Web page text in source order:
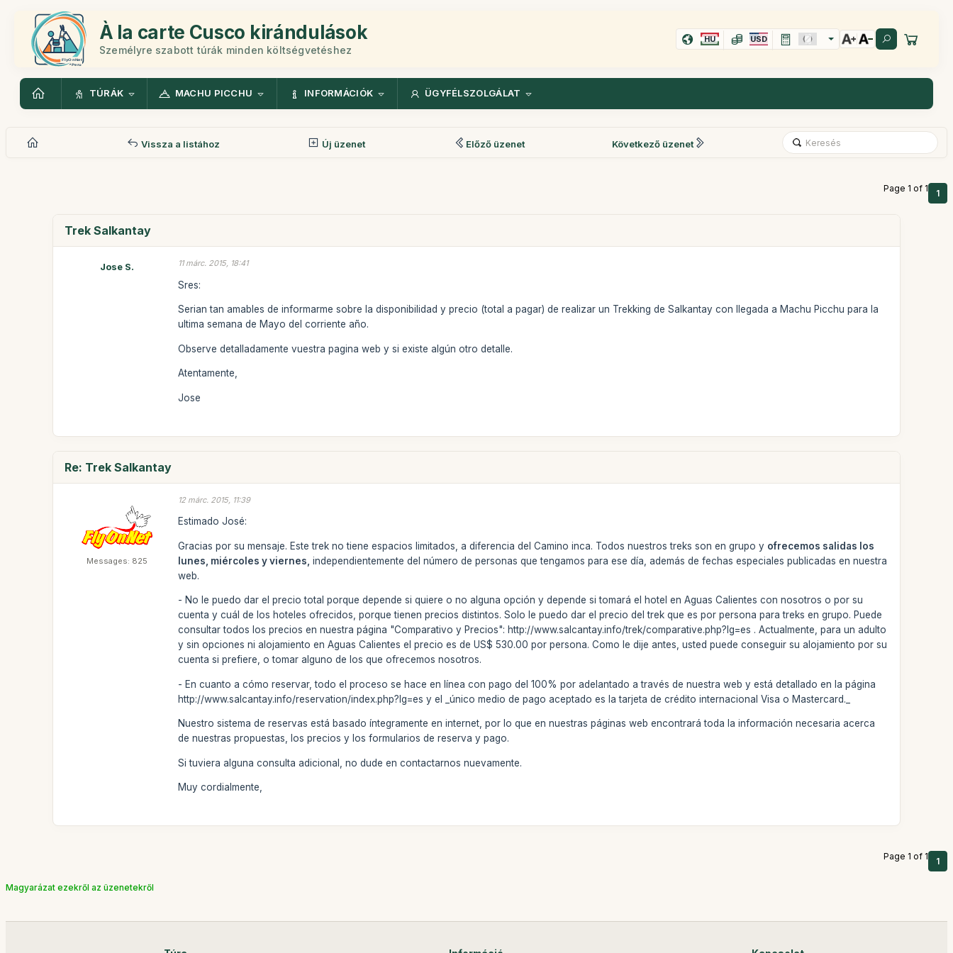
À la carte Cusco kirándulások
Személyre szabott túrák minden költségvetéshez
HU USD
TÚRÁK MACHU PICCHU INFORMÁCIÓK ÜGYFÉLSZOLGÁLAT
Vissza a listához Új üzenet Előző üzenet Következő üzenet
Page 1 of 1 1
Trek Salkantay
Jose S. 11 márc. 2015, 18:41
Sres:
Serian tan amables de informarme sobre la disponibilidad y precio (total a pagar) de realizar un Trekking de Salkantay con llegada a Machu Picchu para la
ultima semana de Mayo del corriente año.
Observe detalladamente vuestra pagina web y si existe algún otro detalle.
Atentamente,
Jose
Re: Trek Salkantay
Messages: 825
12 márc. 2015, 11:39
Estimado José:
Gracias por su mensaje. Este trek no tiene espacios limitados, a diferencia del Camino inca. Todos nuestros treks son en grupo y ofrecemos salidas los
lunes, miércoles y viernes, independientemente del número de personas que tengamos para ese día, además de fechas especiales publicadas en nuestra
web.
- No le puedo dar el precio total porque depende si quiere o no alguna opción y depende si tomará el hotel en Aguas Calientes con nosotros o por su
cuenta y cuál de los hoteles ofrecidos, porque tienen precios distintos. Solo le puedo dar el precio del trek que es por persona para treks en grupo. Puede
consultar todos los precios en nuestra página "Comparativo y Precios": http://www.salcantay.info/trek/comparative.php?lg=es . Actualmente, para un adulto
y sin opciones ni alojamiento en Aguas Calientes el precio es de US$ 530.00 por persona. Como le dije antes, usted puede conseguir su alojamiento por su
cuenta si prefiere, o tomar alguno de los que ofrecemos nosotros.
- En cuanto a cómo reservar, todo el proceso se hace en línea con pago del 100% por adelantado a través de nuestra web y está detallado en la página
http://www.salcantay.info/reservation/index.php?lg=es y el _único medio de pago aceptado es la tarjeta de crédito internacional Visa o Mastercard._
Nuestro sistema de reservas está basado íntegramente en internet, por lo que en nuestras páginas web encontrará toda la información necesaria acerca
de nuestras propuestas, los precios y los formularios de reserva y pago.
Si tuviera alguna consulta adicional, no dude en contactarnos nuevamente.
Muy cordialmente,
Page 1 of 1 1
Magyarázat ezekről az üzenetekről